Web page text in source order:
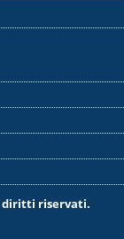
riservati.